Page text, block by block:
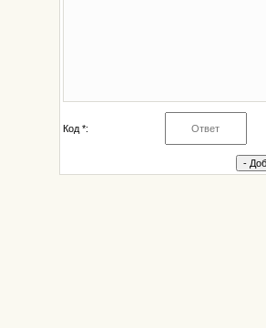
Код *: